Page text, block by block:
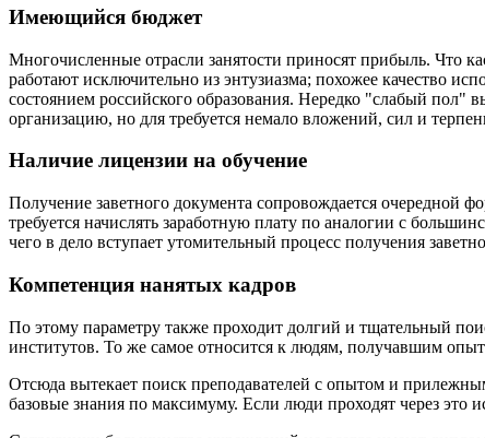
Имеющийся бюджет
Многочисленные отрасли занятости приносят прибыль. Что
работают исключительно из энтузиазма; похожее качество
состоянием российского образования. Нередко "слабый
организацию, но для требуется немало вложений, сил и
Наличие лицензии на обучение
Получение заветного документа сопровождается очередной
требуется начислять заработную плату по аналогии с
чего в дело вступает утомительный процесс получения
Компетенция нанятых кадров
По этому параметру также проходит долгий и тщательный
институтов. То же самое относится к людям, получавшим
Отсюда вытекает поиск преподавателей с опытом и
базовые знания по максимуму. Если люди проходят через это